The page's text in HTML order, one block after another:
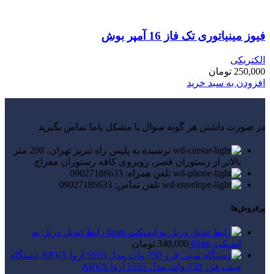
فیوز مینیاتوری تک فاز 16 آمپر بوش
الکتریکی
250,000 تومان
افزودن به سبد خرید
در صورت داشتن هر گونه سوال یا مشکل باما تماس بگیرید
نرسیده به پلیس راه تبریز تهران، 200 متر
بالاتر از رستوران قصر، روبروی کافه رستوران معراج
تلفن همراه: 09027186633
تلفن تماس: 09027186633
پرفروش‌ها
رابط تبدیل دریل به
ایمپکت 6mm
340,000 تومان
دستگاه
مینی فرز 750 وات مدل 5555 آروا ARVA